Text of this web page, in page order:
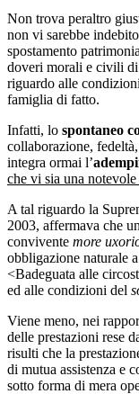
Non trova peraltro
non vi sarebbe
spostamento
doveri morali e civili di
riguardo alle
famiglia di fatto.
Infatti, lo spontaneo
collaborazione,
integra ormai l’
che vi sia una
A tal riguardo la
2003, affermava che
convivente more
obbligazione naturale
<Badeguata alle
ed alle condizioni del
Viene meno, nei
delle prestazioni rese
risulti che la
di mutua assistenza e
sotto forma di mera